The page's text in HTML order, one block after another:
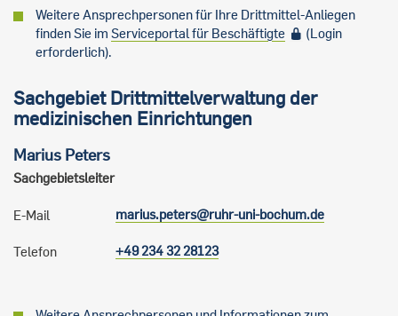
Weitere Ansprechpersonen für Ihre Drittmittel-Anliegen
finden Sie im Serviceportal für Beschäftigte
(Login
erforderlich).
Sachgebiet Drittmittelverwaltung der
medizinischen Einrichtungen
Marius Peters
Sachgebietsleiter
E-Mail marius.peters@ruhr-uni-bochum.de
Telefon +49 234 32 28123